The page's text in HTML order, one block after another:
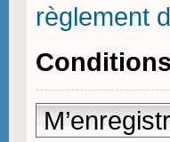
règlement